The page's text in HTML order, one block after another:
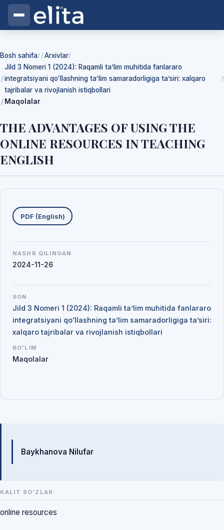
Bosh sahifa/ Arxivlar/
Jild 3 Nomeri 1 (2024): Raqamli ta’lim muhitida fanlararo
integratsiyani qoʻllashning ta’lim samaradorligiga ta’siri: xalqaro
tajribalar va rivojlanish istiqbollari
/
Maqolalar
THE ADVANTAGES OF USING THE
ONLINE RESOURCES IN TEACHING
ENGLISH
Mualliflar
Baykhanova Nilufar
KALIT SO‘ZLAR:
online resources
Yuklab olishlar
PDF (English)
NASHR QILINGAN
2024-11-26
SON
Jild 3 Nomeri 1 (2024): Raqamli ta’lim muhitida fanlararo
integratsiyani qoʻllashning ta’lim samaradorligiga ta’siri:
xalqaro tajribalar va rivojlanish istiqbollari
BO'LIM
Maqolalar